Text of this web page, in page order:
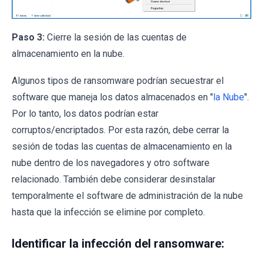
Paso 3: Cierre la sesión de las cuentas de
almacenamiento en la nube.
Algunos tipos de ransomware podrían secuestrar el
software que maneja los datos almacenados en " la Nube".
Por lo tanto, los datos podrían estar
corruptos/encriptados. Por esta razón, debe cerrar la
sesión de todas las cuentas de almacenamiento en la
nube dentro de los navegadores y otro software
relacionado. También debe considerar desinstalar
temporalmente el software de administración de la nube
hasta que la infección se elimine por completo.
Identificar la infección del ransomware: